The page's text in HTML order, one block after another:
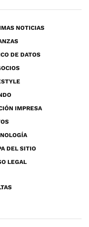
NOTICIAS
DE DATOS
IMPRESA
DEL SITIO
LEGAL